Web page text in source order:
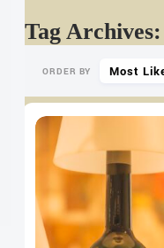
Tag
ORDER BY Most